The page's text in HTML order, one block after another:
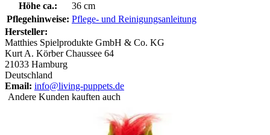
Höhe ca.:
36 cm
Pflegehinweise: Pflege- und Reinigungsanleitung
Hersteller:
Matthies Spielprodukte GmbH & Co. KG
Kurt A. Körber Chaussee 64
21033 Hamburg
Deutschland
Email: info@living-puppets.de
Andere Kunden kauften auch